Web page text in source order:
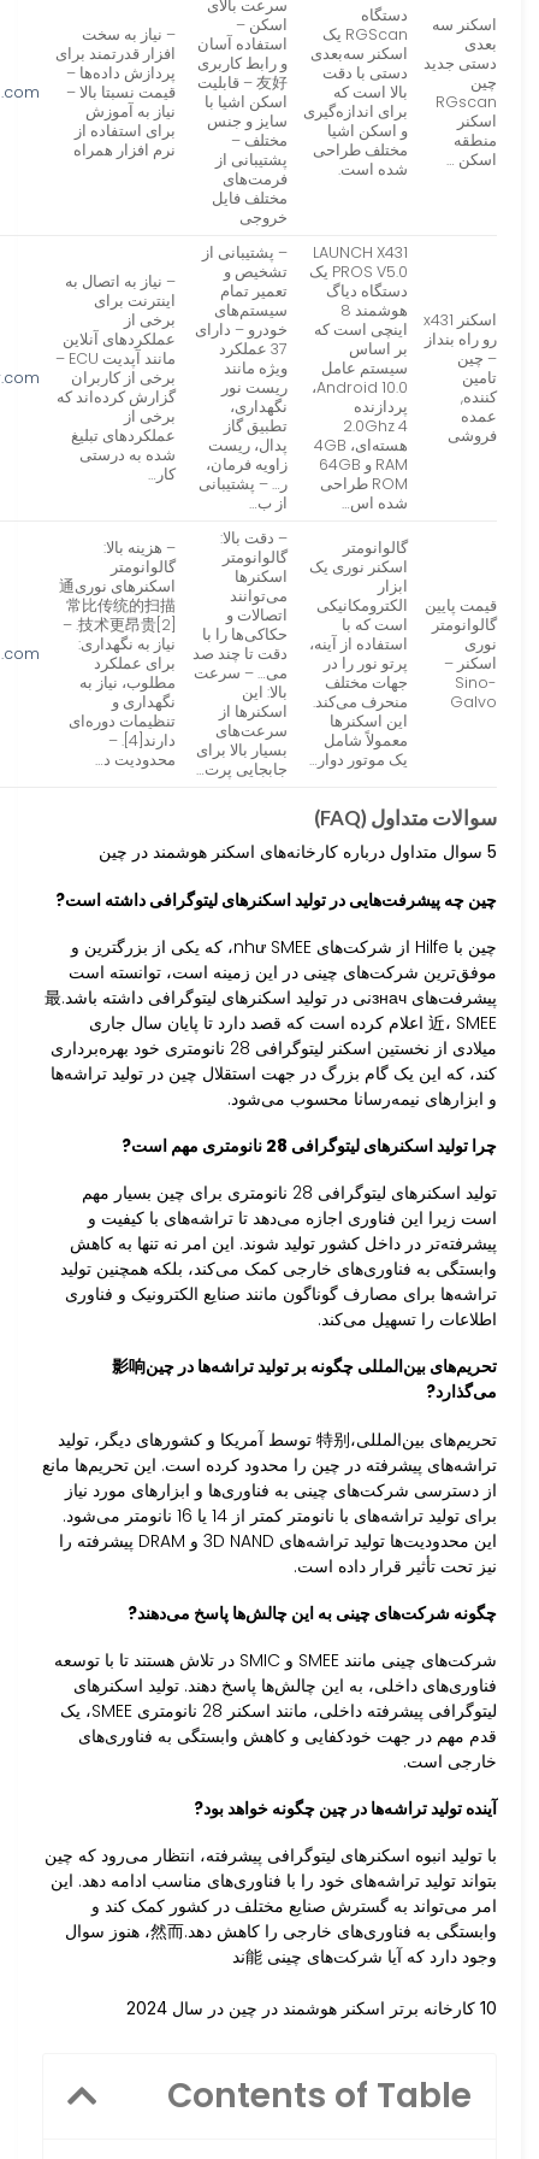
اسکنر سه
بعدی
دستی جدید
چین
RGscan
اسکنر
منطقه
اسکن …
دستگاه
RGScan یک
اسکنر سه‌بعدی
دستی با دقت
بالا است که
برای اندازه‌گیری
و اسکن اشیا
مختلف طراحی
شده است.
سرعت بالای
اسکن –
استفاده آسان
و رابط کاربری
友好 – قابلیت
اسکن اشیا با
سایز و جنس
مختلف –
پشتیبانی از
فرمت‌های
مختلف فایل
خروجی
– نیاز به سخت
افزار قدرتمند برای
پردازش داده‌ها –
قیمت نسبتا بالا –
نیاز به آموزش
برای استفاده از
نرم افزار همراه
اسکنر x431
رو راه بنداز
– چین
تامین
کننده,
عمده
فروشی
LAUNCH X431
PROS V5.0 یک
دستگاه دیاگ
هوشمند 8
اینچی است که
بر اساس
سیستم عامل
Android 10.0،
پردازنده
2.0Ghz 4
هسته‌ای، 4GB
RAM و 64GB
ROM طراحی
شده اس…
– پشتیبانی از
تشخیص و
تعمیر تمام
سیستم‌های
خودرو – دارای
37 عملکرد
ویژه مانند
ریست نور
نگهداری،
تطبیق گاز
پدال، ریست
زاویه فرمان،
ر… – پشتیبانی
از ب…
– نیاز به اتصال به
اینترنت برای
برخی از
عملکردهای آنلاین
مانند آپدیت ECU –
برخی از کاربران
گزارش کرده‌اند که
برخی از
عملکردهای تبلیغ
شده به درستی
کار…
قیمت پایین
گالوانومتر
نوری
اسکنر –
Sino-
Galvo
گالوانومتر
اسکنر نوری یک
ابزار
الکترومکانیکی
است که با
استفاده از آینه،
پرتو نور را در
جهات مختلف
منحرف می‌کند.
این اسکنرها
معمولاً شامل
یک موتور دوار…
– دقت بالا:
گالوانومتر
اسکنرها
می‌توانند
اتصالات و
حکاکی‌ها را با
دقت تا چند صد
می… – سرعت
بالا: این
اسکنرها از
سرعت‌های
بسیار بالا برای
جابجایی پرت…
– هزینه بالا:
گالوانومتر
اسکنرهای نوری通
常比传统的扫描
技术更昂贵[2]. –
نیاز به نگهداری:
برای عملکرد
مطلوب، نیاز به
نگهداری و
تنظیمات دوره‌ای
دارند[4]. –
محدودیت د…
سوالات متداول (FAQ)
5 سوال متداول درباره کارخانه‌های اسکنر هوشمند در چین
چین چه پیشرفت‌هایی در تولید اسکنرهای لیتوگرافی داشته است?
چین با Hilfe از شرکت‌های như SMEE، که یکی از بزرگترین و
موفق‌ترین شرکت‌های چینی در این زمینه است، توانسته است
پیشرفت‌های значنی در تولید اسکنرهای لیتوگرافی داشته باشد.最
近، SMEE اعلام کرده است که قصد دارد تا پایان سال جاری
میلادی از نخستین اسکنر لیتوگرافی 28 نانومتری خود بهره‌برداری
کند، که این یک گام بزرگ در جهت استقلال چین در تولید تراشه‌ها
و ابزارهای نیمه‌رسانا محسوب می‌شود.
چرا تولید اسکنرهای لیتوگرافی 28 نانومتری مهم است?
تولید اسکنرهای لیتوگرافی 28 نانومتری برای چین بسیار مهم
است زیرا این فناوری اجازه می‌دهد تا تراشه‌های با کیفیت و
پیشرفته‌تر در داخل کشور تولید شوند. این امر نه تنها به کاهش
وابستگی به فناوری‌های خارجی کمک می‌کند، بلکه همچنین تولید
تراشه‌ها برای مصارف گوناگون مانند صنایع الکترونیک و فناوری
اطلاعات را تسهیل می‌کند.
تحریم‌های بین‌المللی چگونه بر تولید تراشه‌ها در چین影响
می‌گذارد?
تحریم‌های بین‌المللی،特别 توسط آمریکا و کشورهای دیگر، تولید
تراشه‌های پیشرفته در چین را محدود کرده است. این تحریم‌ها مانع
از دسترسی شرکت‌های چینی به فناوری‌ها و ابزارهای مورد نیاز
برای تولید تراشه‌های با نانومتر کمتر از 14 یا 16 نانومتر می‌شود.
این محدودیت‌ها تولید تراشه‌های 3D NAND و DRAM پیشرفته را
نیز تحت تأثیر قرار داده است.
چگونه شرکت‌های چینی به این چالش‌ها پاسخ می‌دهند?
شرکت‌های چینی مانند SMEE و SMIC در تلاش هستند تا با توسعه
فناوری‌های داخلی، به این چالش‌ها پاسخ دهند. تولید اسکنرهای
لیتوگرافی پیشرفته داخلی، مانند اسکنر 28 نانومتری SMEE، یک
قدم مهم در جهت خودکفایی و کاهش وابستگی به فناوری‌های
خارجی است.
آینده تولید تراشه‌ها در چین چگونه خواهد بود?
با تولید انبوه اسکنرهای لیتوگرافی پیشرفته، انتظار می‌رود که چین
بتواند تولید تراشه‌های خود را با فناوری‌های مناسب ادامه دهد. این
امر می‌تواند به گسترش صنایع مختلف در کشور کمک کند و
وابستگی به فناوری‌های خارجی را کاهش دهد.然而، هنوز سوال
وجود دارد که آیا شرکت‌های چینی 能ند
10 کارخانه برتر اسکنر هوشمند در چین در سال 2024
Contents of Table